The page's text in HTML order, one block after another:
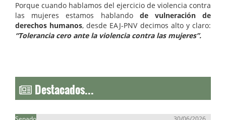
Porque cuando hablamos del ejercicio de violencia contra
las mujeres estamos hablando de vulneración de
derechos humanos, desde EAJ-PNV decimos alto y claro:
“Tolerancia cero ante la violencia contra las mujeres”.
Destacados...